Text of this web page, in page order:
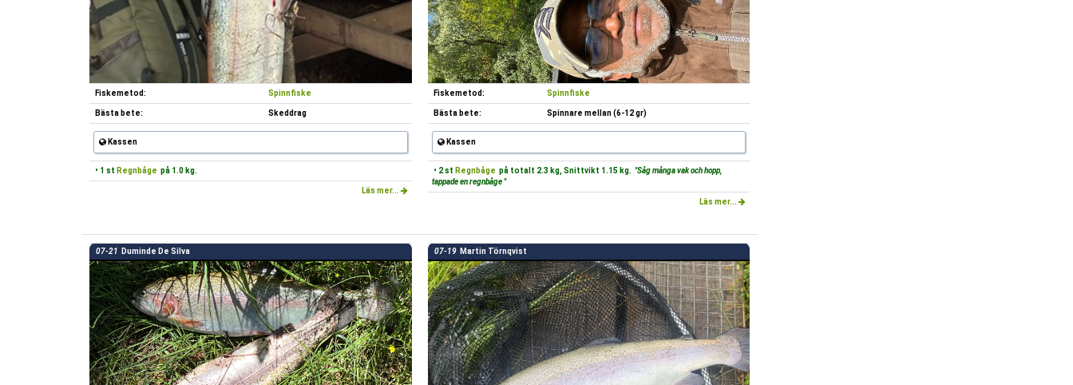
Fiskemetod: Spinnfiske
Bästa bete: Skeddrag
Kassen
• 1 st Regnbåge på 1.0 kg.
Läs mer...
Fiskemetod: Spinnfiske
Bästa bete: Spinnare mellan (6-12 gr)
Kassen
• 2 st Regnbåge på totalt 2.3 kg, Snittvikt 1.15 kg. "Såg många vak och hopp,
tappade en regnbåge "
Läs mer...
07-21 Duminde De Silva 07-19 Martin Törnqvist